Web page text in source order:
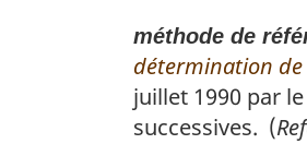
méthode de
détermination de
juillet 1990 par
successives. (